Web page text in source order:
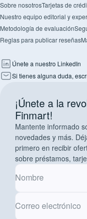
Sobre nosotrosTarjetas de
Nuestro equipo editorial y
Metodología de evaluación
Reglas para publicar reseñas
Únete a nuestro LinkedIn
Si tienes alguna duda,
¡Únete a la
Finmart!
Mantente informado
novedades y más.
primero en recibir
sobre préstamos,
Nombre
Correo electrónico